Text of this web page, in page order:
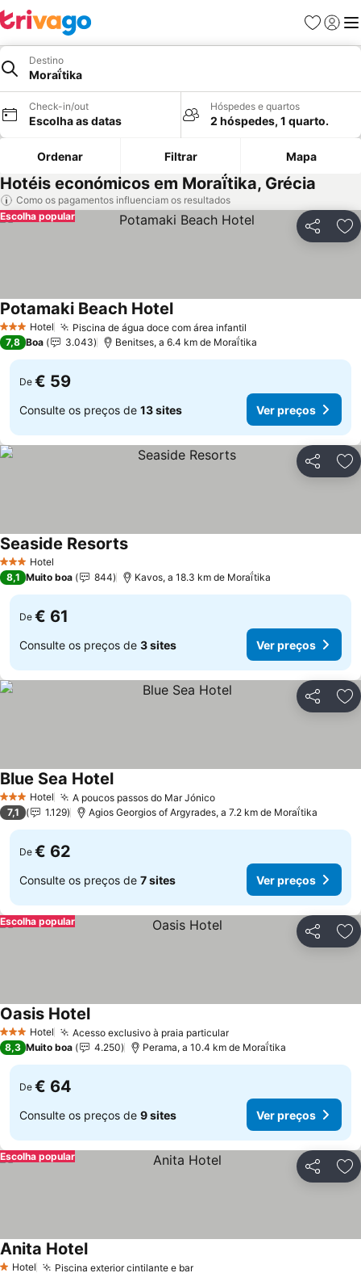
Favoritos
Iniciar
Destino
Moraḯtika
Check-in/out
Escolha as datas
Hóspedes e quartos
2 hóspedes, 1 quarto.
Ordenar Filtrar Mapa
Hotéis económicos em Moraḯtika, Grécia
Como os pagamentos influenciam os resultados
Partilhar
Escolha popular
3 EstrelasHotel Piscina de água doce com área infantil
Potamaki Beach HotelVer preços
7,8 Boa 3.043 Benitses, a 6.4 km de Moraḯtika
De € 59
Consulte os preços de 13 sites Ver preços
Partilhar
3 EstrelasHotel
Seaside ResortsVer preços
8,1 Muito boa 844 Kavos, a 18.3 km de Moraḯtika
De € 61
Consulte os preços de 3 sites Ver preços
Partilhar
3 EstrelasHotel A poucos passos do Mar JónicoVer preços
Blue Sea HotelVer preços
7,1 1.129 Agios Georgios of Argyrades, a 7.2 km de Moraḯtika
De € 62
Consulte os preços de 7 sites Ver preços
Partilhar
Escolha popular
3 EstrelasHotel Acesso exclusivo à praia particularVer preços
Oasis HotelVer preços
8,3 Muito boa 4.250 Perama, a 10.4 km de Moraḯtika
De € 64
Consulte os preços de 9 sites Ver preços
Partilhar
Escolha popular
Hotel Piscina exterior cintilante e barVer preços
Anita HotelVer preços